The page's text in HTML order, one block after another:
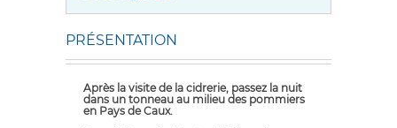
PRÉSENTATION
Après la visite de la cidrerie, passez la nuit
dans un tonneau au milieu des pommiers
en Pays de Caux.